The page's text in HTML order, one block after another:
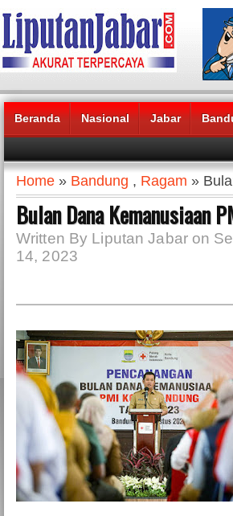
Beranda Nasional Jabar
Headlines News :
Home » Bandung , Ragam »
Bulan Dana Kemanusiaan
Written By Liputan Jabar on
14, 2023